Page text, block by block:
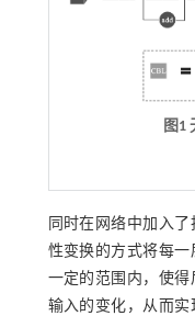
图1
同时在网络中加入
性变换的方式将每
一定的范围内，使
输入的变化，从而